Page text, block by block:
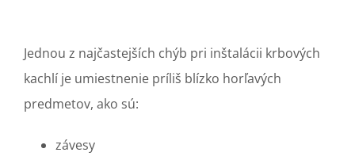
Jednou z najčastejších chýb pri inštalácii krbových
kachlí je umiestnenie príliš blízko horľavých
predmetov, ako sú:
závesy